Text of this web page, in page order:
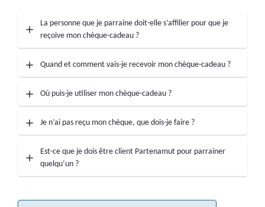
La personne que je parraine doit-elle s’affilier pour que je
reçoive mon chèque-cadeau ?
Quand et comment vais-je recevoir mon chèque-cadeau ?
Où puis-je utiliser mon chèque-cadeau ?
Je n’ai pas reçu mon chèque, que dois-je faire ?
Est-ce que je dois être client Partenamut pour parrainer
quelqu’un ?